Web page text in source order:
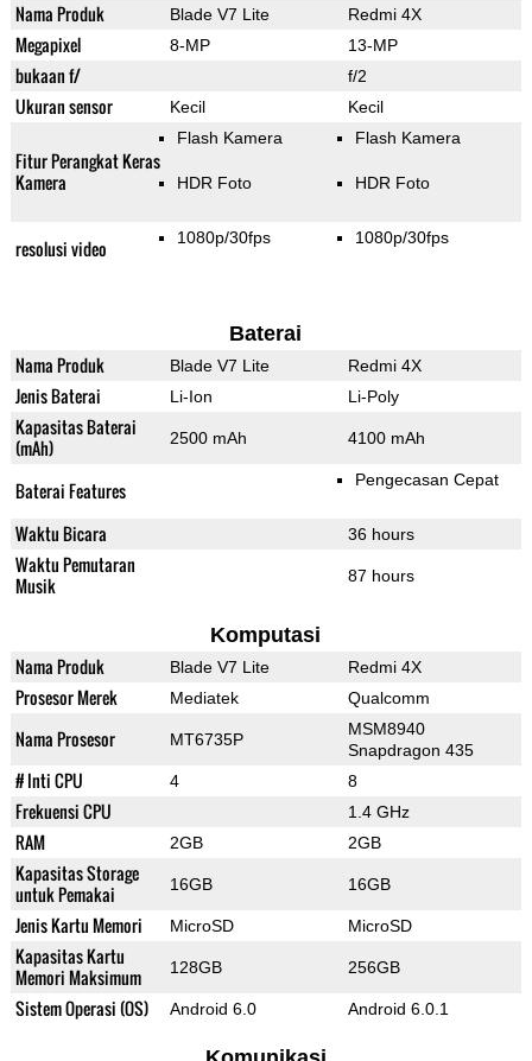
Nama Produk Blade V7 Lite Redmi 4X
Megapixel 8-MP 13-MP
bukaan f/ f/2
Ukuran sensor Kecil Kecil
Fitur Perangkat Keras
Kamera
Flash Kamera
HDR Foto
Flash Kamera
HDR Foto
resolusi video 1080p/30fps 1080p/30fps
Baterai
Nama Produk Blade V7 Lite Redmi 4X
Jenis Baterai Li-Ion Li-Poly
Kapasitas Baterai
(mAh)
2500 mAh 4100 mAh
Baterai Features Pengecasan Cepat
Waktu Bicara 36 hours
Waktu Pemutaran
Musik
87 hours
Komputasi
Nama Produk Blade V7 Lite Redmi 4X
Prosesor Merek Mediatek Qualcomm
Nama Prosesor MT6735P
MSM8940
Snapdragon 435
# Inti CPU 4 8
Frekuensi CPU 1.4 GHz
RAM 2GB 2GB
Kapasitas Storage
untuk Pemakai
16GB 16GB
Jenis Kartu Memori MicroSD MicroSD
Kapasitas Kartu
Memori Maksimum
128GB 256GB
Sistem Operasi (OS) Android 6.0 Android 6.0.1